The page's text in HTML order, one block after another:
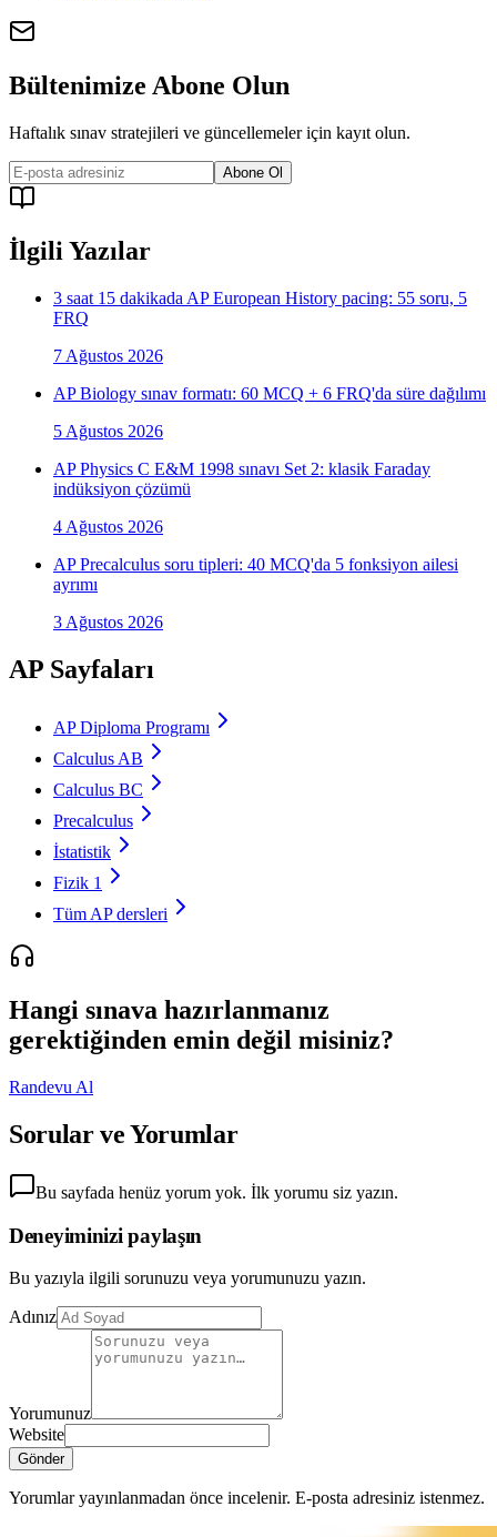
Bültenimize Abone Olun
Haftalık sınav stratejileri ve güncellemeler için kayıt olun.
Abone Ol
İlgili Yazılar
3 saat 15 dakikada AP European History pacing: 55 soru, 5
FRQ
7 Ağustos 2026
AP Biology sınav formatı: 60 MCQ + 6 FRQ'da süre dağılımı
5 Ağustos 2026
AP Physics C E&M 1998 sınavı Set 2: klasik Faraday
indüksiyon çözümü
4 Ağustos 2026
AP Precalculus soru tipleri: 40 MCQ'da 5 fonksiyon ailesi
ayrımı
3 Ağustos 2026
AP Sayfaları
AP Diploma Programı
Calculus AB
Calculus BC
Precalculus
İstatistik
Fizik 1
Tüm AP dersleri
Hangi sınava hazırlanmanız
gerektiğinden emin değil misiniz?
Randevu Al
Sorular ve Yorumlar
Bu sayfada henüz yorum yok. İlk yorumu siz yazın.
Deneyiminizi paylaşın
Bu yazıyla ilgili sorunuzu veya yorumunuzu yazın.
Adınız
Yorumunuz
Website
Gönder
Yorumlar yayınlanmadan önce incelenir. E-posta adresiniz istenmez.